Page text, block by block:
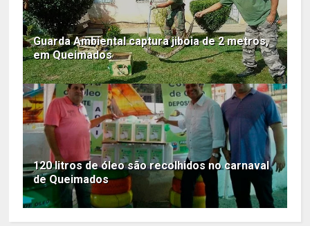
Guarda Ambiental captura jiboia de 2 metros,
em Queimados
120 litros de óleo são recolhidos no carnaval
de Queimados